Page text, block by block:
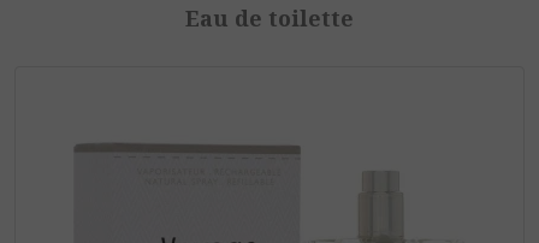
Eau de toilette